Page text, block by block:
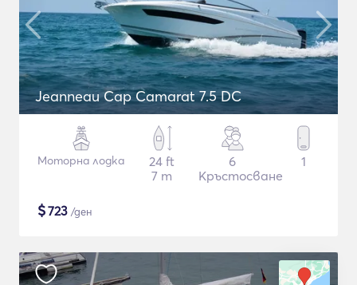
Jeanneau Cap Camarat 7.5 DC
Моторна лодка
24 ft
7 m
6
Кръстосване
1
$723 /ден